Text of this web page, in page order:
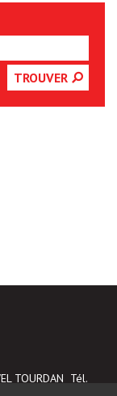
TROUVER
TOURDAN Tél.